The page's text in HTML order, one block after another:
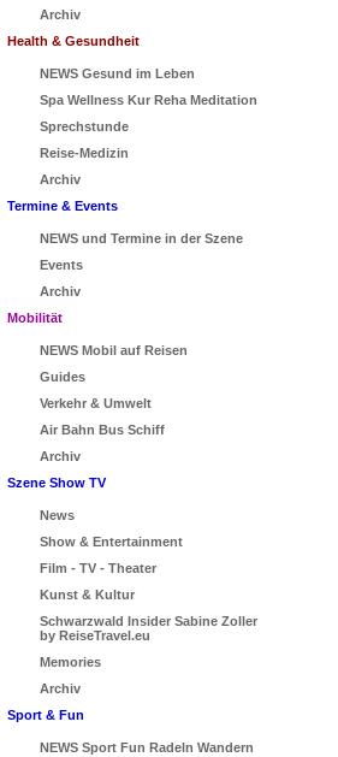
Archiv
Health & Gesundheit
NEWS Gesund im Leben
Spa Wellness Kur Reha Meditation
Sprechstunde
Reise-Medizin
Archiv
Termine & Events
NEWS und Termine in der Szene
Events
Archiv
Mobilität
NEWS Mobil auf Reisen
Guides
Verkehr & Umwelt
Air Bahn Bus Schiff
Archiv
Szene Show TV
News
Show & Entertainment
Film - TV - Theater
Kunst & Kultur
Schwarzwald Insider Sabine Zoller
by ReiseTravel.eu
Memories
Archiv
Sport & Fun
NEWS Sport Fun Radeln Wandern